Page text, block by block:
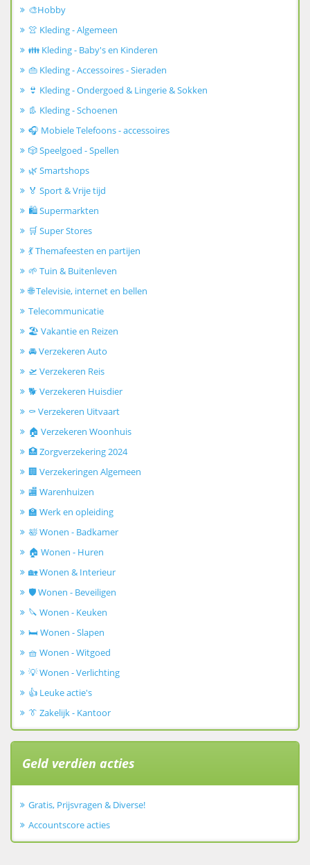
🎨Hobby
👚 Kleding - Algemeen
👪 Kleding - Baby's en Kinderen
👜 Kleding - Accessoires - Sieraden
👙 Kleding - Ondergoed & Lingerie & Sokken
👢 Kleding - Schoenen
🎧 Mobiele Telefoons - accessoires
🎲 Speelgoed - Spellen
🌿 Smartshops
🏅 Sport & Vrije tijd
🛍️ Supermarkten
🛒 Super Stores
💃 Themafeesten en partijen
🌱 Tuin & Buitenleven
🌐 Televisie, internet en bellen
Telecommunicatie
🏖️ Vakantie en Reizen
🚘 Verzekeren Auto
🛫 Verzekeren Reis
🐕 Verzekeren Huisdier
⚰️ Verzekeren Uitvaart
🏠 Verzekeren Woonhuis
🏥 Zorgverzekering 2024
🏢 Verzekeringen Algemeen
🏬 Warenhuizen
🏫 Werk en opleiding
🛀 Wonen - Badkamer
🏠 Wonen - Huren
🏡 Wonen & Interieur
🛡️ Wonen - Beveiligen
🔪 Wonen - Keuken
🛏️ Wonen - Slapen
🧺 Wonen - Witgoed
💡 Wonen - Verlichting
👍 Leuke actie's
👔 Zakelijk - Kantoor
Geld verdien acties
Gratis, Prijsvragen & Diverse!
Accountscore acties